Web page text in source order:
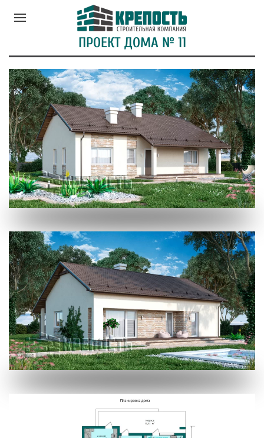
ПРОЕКТ ДОМА № 11